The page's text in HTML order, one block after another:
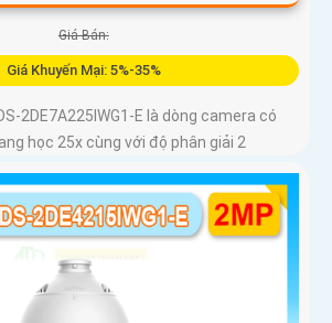
Giá Bán:
Giá Khuyến Mại: 5%-35%
2DE7A225IWG1-E là dòng camera có
học 25x cùng với độ phân giải 2